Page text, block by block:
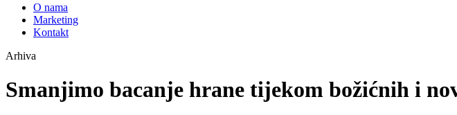
O nama
Marketing
Kontakt
Arhiva
Smanjimo bacanje hrane tijekom božićnih i